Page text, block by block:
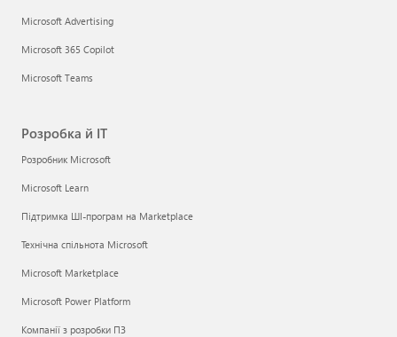
Microsoft Advertising
Microsoft 365 Copilot
Microsoft Teams
Розробка й ІТ
Розробник Microsoft
Microsoft Learn
Підтримка ШІ-програм на Marketplace
Технічна спільнота Microsoft
Microsoft Marketplace
Microsoft Power Platform
Компанії з розробки ПЗ